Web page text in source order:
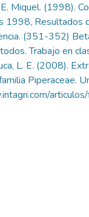
Miquel. (1998).
1998, Resultados
(351-352)
Trabajo en
L. E. (2008).
Piperaceae.